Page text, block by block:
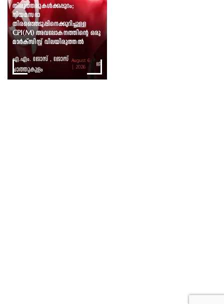
തിരുത്തലുകൾക്കപ്പുറം;
നിയമസഭാ
തിരഞ്ഞെടുപ്പിനെക്കുറിച്ചുള്ള
CPI(M) അവലോകനത്തിന്റെ ഒരു
മാർക്സിസ്റ്റ് വിലയിരുത്തൽ
എ.എം. ജോസ് , ജോസ്
ചാത്തുകുളം
August 6
| 2026